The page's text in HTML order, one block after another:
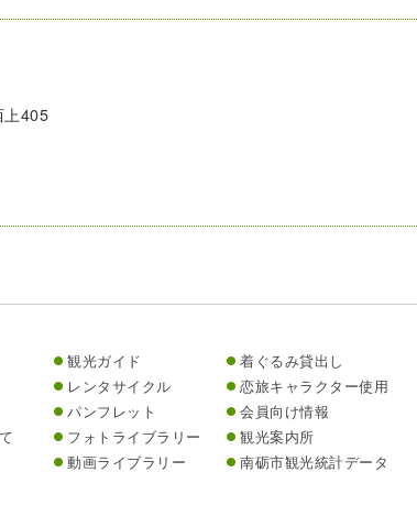
上405
観光ガイド
レンタサイクル
パンフレット
フォトライブラリー
動画ライブラリー
着ぐるみ貸出し
恋旅キャラクター使用
会員向け情報
観光案内所
南砺市観光統計データ